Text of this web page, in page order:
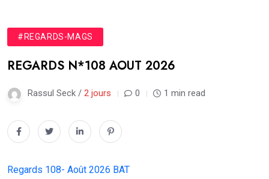
#REGARDS-MAGS
REGARDS N*108 AOUT 2026
Rassul Seck / 2 jours 0 1 min read
Regards 108- Août 2026 BAT